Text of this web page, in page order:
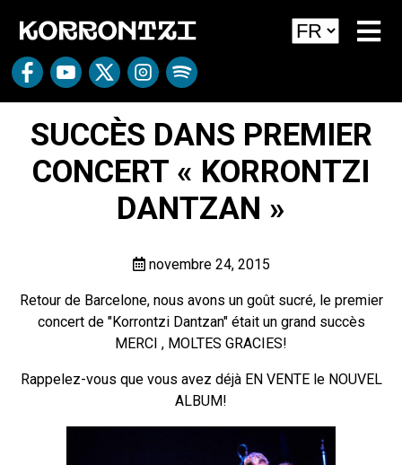
SUCCÈS DANS PREMIER
CONCERT « KORRONTZI
DANTZAN »
novembre 24, 2015
Retour de Barcelone, nous avons un goût sucré, le premier
concert de "Korrontzi Dantzan" était un grand succès
MERCI , MOLTES GRACIES!
Rappelez-vous que vous avez déjà EN VENTE le NOUVEL
ALBUM!